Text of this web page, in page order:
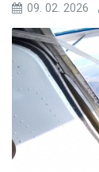
09. 02. 2026